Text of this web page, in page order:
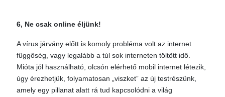
6, Ne csak online éljünk!
A vírus járvány előtt is komoly probléma volt az internet
függőség, vagy legalább a túl sok interneten töltött idő.
Mióta jól használható, olcsón elérhető mobil internet létezik,
úgy érezhetjük, folyamatosan „viszket” az új testrészünk,
amely egy pillanat alatt rá tud kapcsolódni a világ